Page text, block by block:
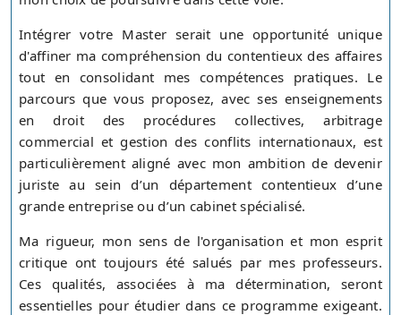
Intégrer votre Master serait une opportunité unique
d'affiner ma compréhension du contentieux des affaires
tout en consolidant mes compétences pratiques. Le
parcours que vous proposez, avec ses enseignements
en droit des procédures collectives, arbitrage
commercial et gestion des conflits internationaux, est
particulièrement aligné avec mon ambition de devenir
juriste au sein d’un département contentieux d’une
grande entreprise ou d’un cabinet spécialisé.
Ma rigueur, mon sens de l'organisation et mon esprit
critique ont toujours été salués par mes professeurs.
Ces qualités, associées à ma détermination, seront
essentielles pour étudier dans ce programme exigeant.